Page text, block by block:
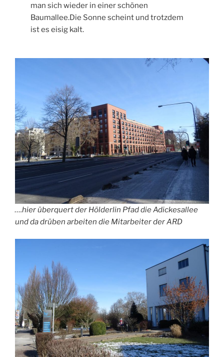
man sich wieder in einer schönen
Baumallee.Die Sonne scheint und trotzdem
ist es eisig kalt.
….hier überquert der Hölderlin Pfad die Adickesallee
und da drüben arbeiten die Mitarbeiter der ARD